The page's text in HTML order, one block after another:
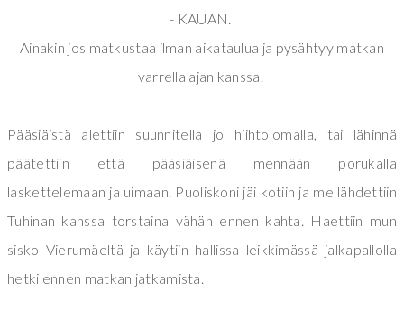
- KAUAN.
Ainakin jos matkustaa ilman aikataulua ja pysähtyy matkan
varrella ajan kanssa.
Pääsiäistä alettiin suunnitella jo hiihtolomalla, tai lähinnä
päätettiin että pääsiäisenä mennään porukalla
laskettelemaan ja uimaan. Puoliskoni jäi kotiin ja me lähdettiin
Tuhinan kanssa torstaina vähän ennen kahta. Haettiin mun
sisko Vierumäeltä ja käytiin hallissa leikkimässä jalkapallolla
hetki ennen matkan jatkamista.